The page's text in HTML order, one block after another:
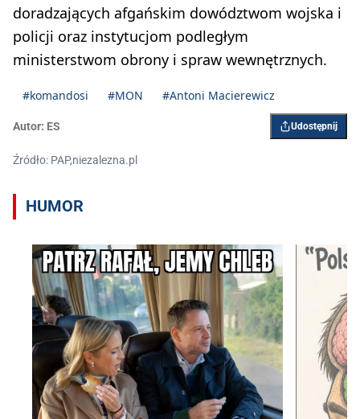
doradzających afgańskim dowództwom wojska i
policji oraz instytucjom podległym
ministerstwom obrony i spraw wewnętrznych.
#komandosi #MON #Antoni Macierewicz
Autor: ES Udostępnij
Źródło: PAP,niezalezna.pl
HUMOR